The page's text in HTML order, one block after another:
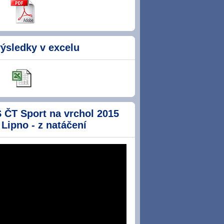
v excelu
ČT Sport na vrchol 2015
- z natáčení